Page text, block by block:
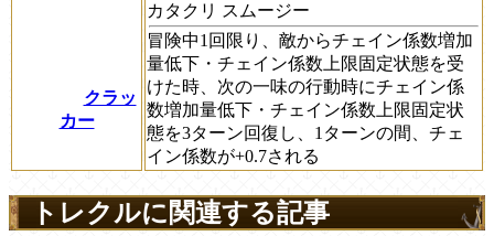
クラッ
カー
カタクリ スムージー
冒険中1回限り、敵からチェイン係数増加
量低下・チェイン係数上限固定状態を受
けた時、次の一味の行動時にチェイン係
数増加量低下・チェイン係数上限固定状
態を3ターン回復し、1ターンの間、チェ
イン係数が+0.7される
トレクルに関連する記事